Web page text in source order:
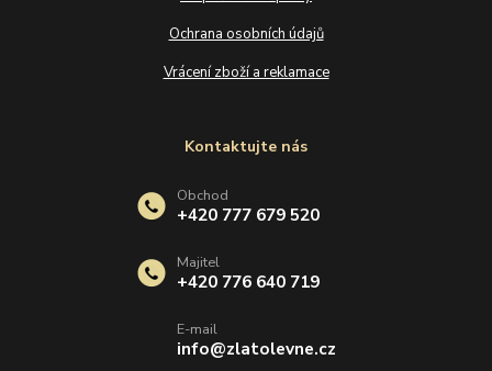
Ochrana osobních údajů
Vrácení zboží a reklamace
Kontaktujte nás
Obchod
+420 777 679 520
Majitel
+420 776 640 719
E-mail
info@zlatolevne.cz